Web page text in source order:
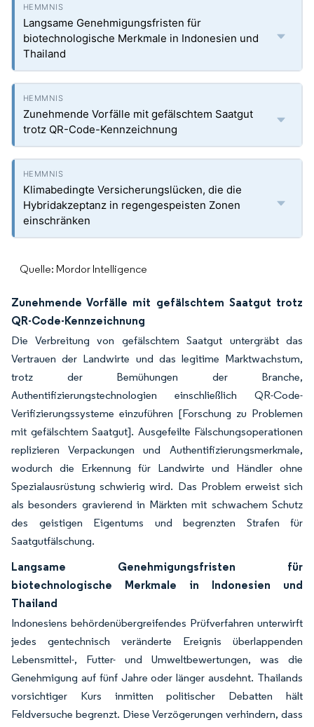
Langsame Genehmigungsfristen für
biotechnologische Merkmale in Indonesien und
Thailand
Zunehmende Vorfälle mit gefälschtem Saatgut
trotz QR-Code-Kennzeichnung
Klimabedingte Versicherungslücken, die die
Hybridakzeptanz in regengespeisten Zonen
einschränken
Quelle: Mordor Intelligence
Zunehmende Vorfälle mit gefälschtem Saatgut trotz
QR-Code-Kennzeichnung
Die Verbreitung von gefälschtem Saatgut untergräbt das
Vertrauen der Landwirte und das legitime Marktwachstum,
trotz der Bemühungen der Branche,
Authentifizierungstechnologien einschließlich QR-Code-
Verifizierungssysteme einzuführen [Forschung zu Problemen
mit gefälschtem Saatgut]. Ausgefeilte Fälschungsoperationen
replizieren Verpackungen und Authentifizierungsmerkmale,
wodurch die Erkennung für Landwirte und Händler ohne
Spezialausrüstung schwierig wird. Das Problem erweist sich
als besonders gravierend in Märkten mit schwachem Schutz
des geistigen Eigentums und begrenzten Strafen für
Saatgutfälschung.
Langsame Genehmigungsfristen für
biotechnologische Merkmale in Indonesien und
Thailand
Indonesiens behördenübergreifendes Prüfverfahren unterwirft
jedes gentechnisch veränderte Ereignis überlappenden
Lebensmittel-, Futter- und Umweltbewertungen, was die
Genehmigung auf fünf Jahre oder länger ausdehnt. Thailands
vorsichtiger Kurs inmitten politischer Debatten hält
Feldversuche begrenzt. Diese Verzögerungen verhindern, dass